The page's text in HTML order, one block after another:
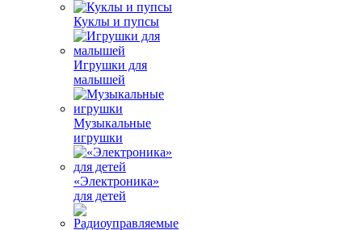
Куклы и пупсы
Игрушки для
малышей
Музыкальные
игрушки
«Электроника»
для детей